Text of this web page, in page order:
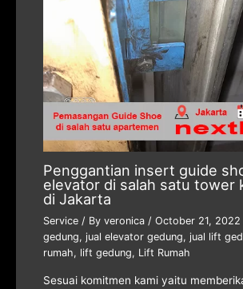
Penggantian insert guide
elevator di salah satu tower
di Jakarta
Service / Byveronica /October 21, 2022
gedung, jual elevator gedung, jual lift
rumah, lift gedung, Lift Rumah
Sesuai komitmen kami yaitu